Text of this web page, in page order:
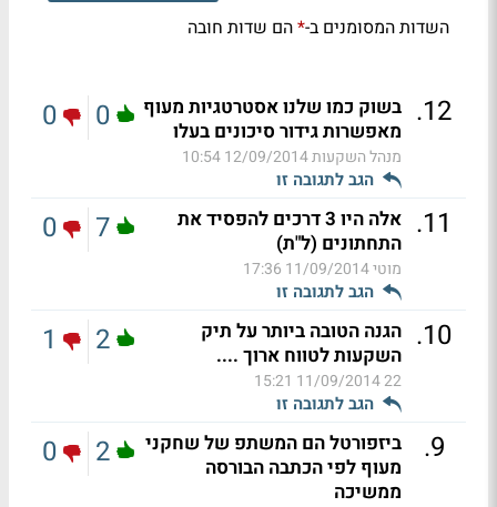
השדות המסומנים ב-*הם שדות חובה
12
. בשוק כמו שלנו אסטרטגיות מעוף
מאפשרות גידור סיכונים בעלו
מנהל השקעות12/09/2014 10:54
הגב לתגובה זו
0
0
11
.
אלה היו 3 דרכים להפסיד את
התחתונים (ל"ת)
מוטי11/09/2014 17:36
הגב לתגובה זו
7
0
10
. הגנה הטובה ביותר על תיק
השקעות לטווח ארוך ....
22
11/09/2014 15:21
הגב לתגובה זו
2
1
9
.
ביזפורטל הם המשתפ של שחקני
מעוף לפי הכתבה הבורסה
ממשיכה
2
0